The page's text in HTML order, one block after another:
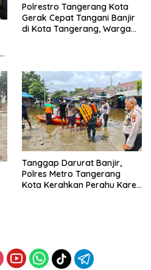
Polrestro Tangerang Kota
Gerak Cepat Tangani Banjir
di Kota Tangerang, Warga
Tanggap Darurat Banjir,
Polres Metro Tangerang
Kota Kerahkan Perahu Karet